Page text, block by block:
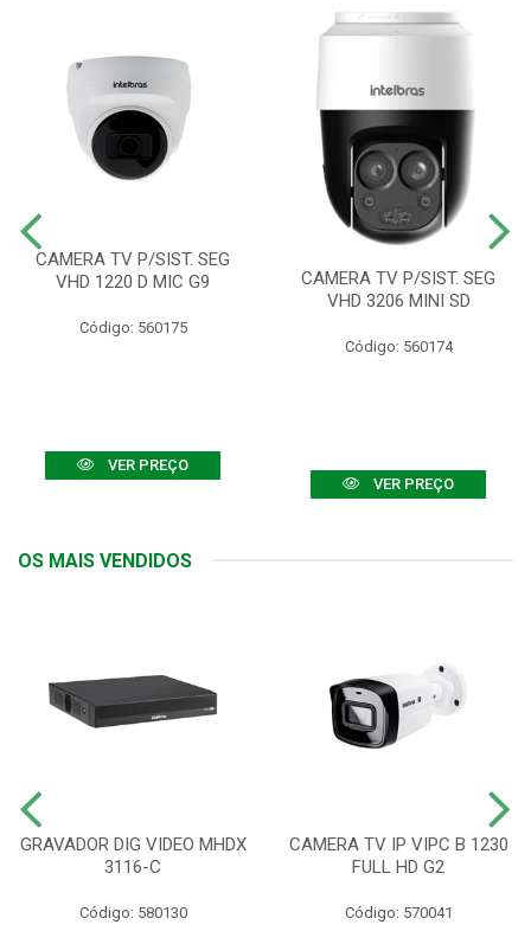
CAMERA TV P/SIST. SEG
VHD 1220 D MIC G9
Código: 560175
VER PREÇO
CAMERA TV P/SIST. SEG
VHD 3206 MINI SD
Código: 560174
VER PREÇO
OS MAIS VENDIDOS
GRAVADOR DIG VIDEO MHDX
3116-C
Código: 580130
CAMERA TV IP VIPC B 1230
FULL HD G2
Código: 570041